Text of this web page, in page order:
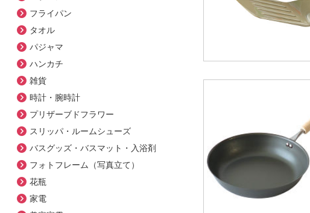
フライパン
タオル
パジャマ
ハンカチ
雑貨
時計・腕時計
プリザーブドフラワー
スリッパ・ルームシューズ
バスグッズ・バスマット・入浴剤
フォトフレーム（写真立て）
花瓶
家電